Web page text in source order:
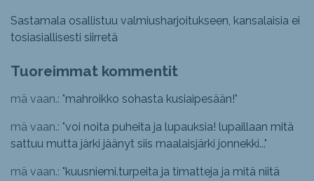
Sastamala osallistuu valmiusharjoitukseen, kansalaisia ei
tosiasiallisesti siirretä
Tuoreimmat kommentit
mä vaan.: "mahroikko sohasta kusiaipesään!"
mä vaan.: "voi noita puheita ja lupauksia! lupaillaan mitä
sattuu mutta järki jäänyt siis maalaisjärki jonnekki..."
mä vaan.: "kuusniemi.turpeita ja timatteja ja mitä niitä